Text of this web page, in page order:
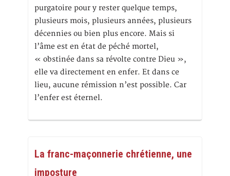
purgatoire pour y rester quelque temps,
plusieurs mois, plusieurs années, plusieurs
décennies ou bien plus encore. Mais si
l’âme est en état de péché mortel,
« obstinée dans sa révolte contre Dieu »,
elle va directement en enfer. Et dans ce
lieu, aucune rémission n’est possible. Car
l’enfer est éternel.
La franc-maçonnerie chrétienne, une
imposture